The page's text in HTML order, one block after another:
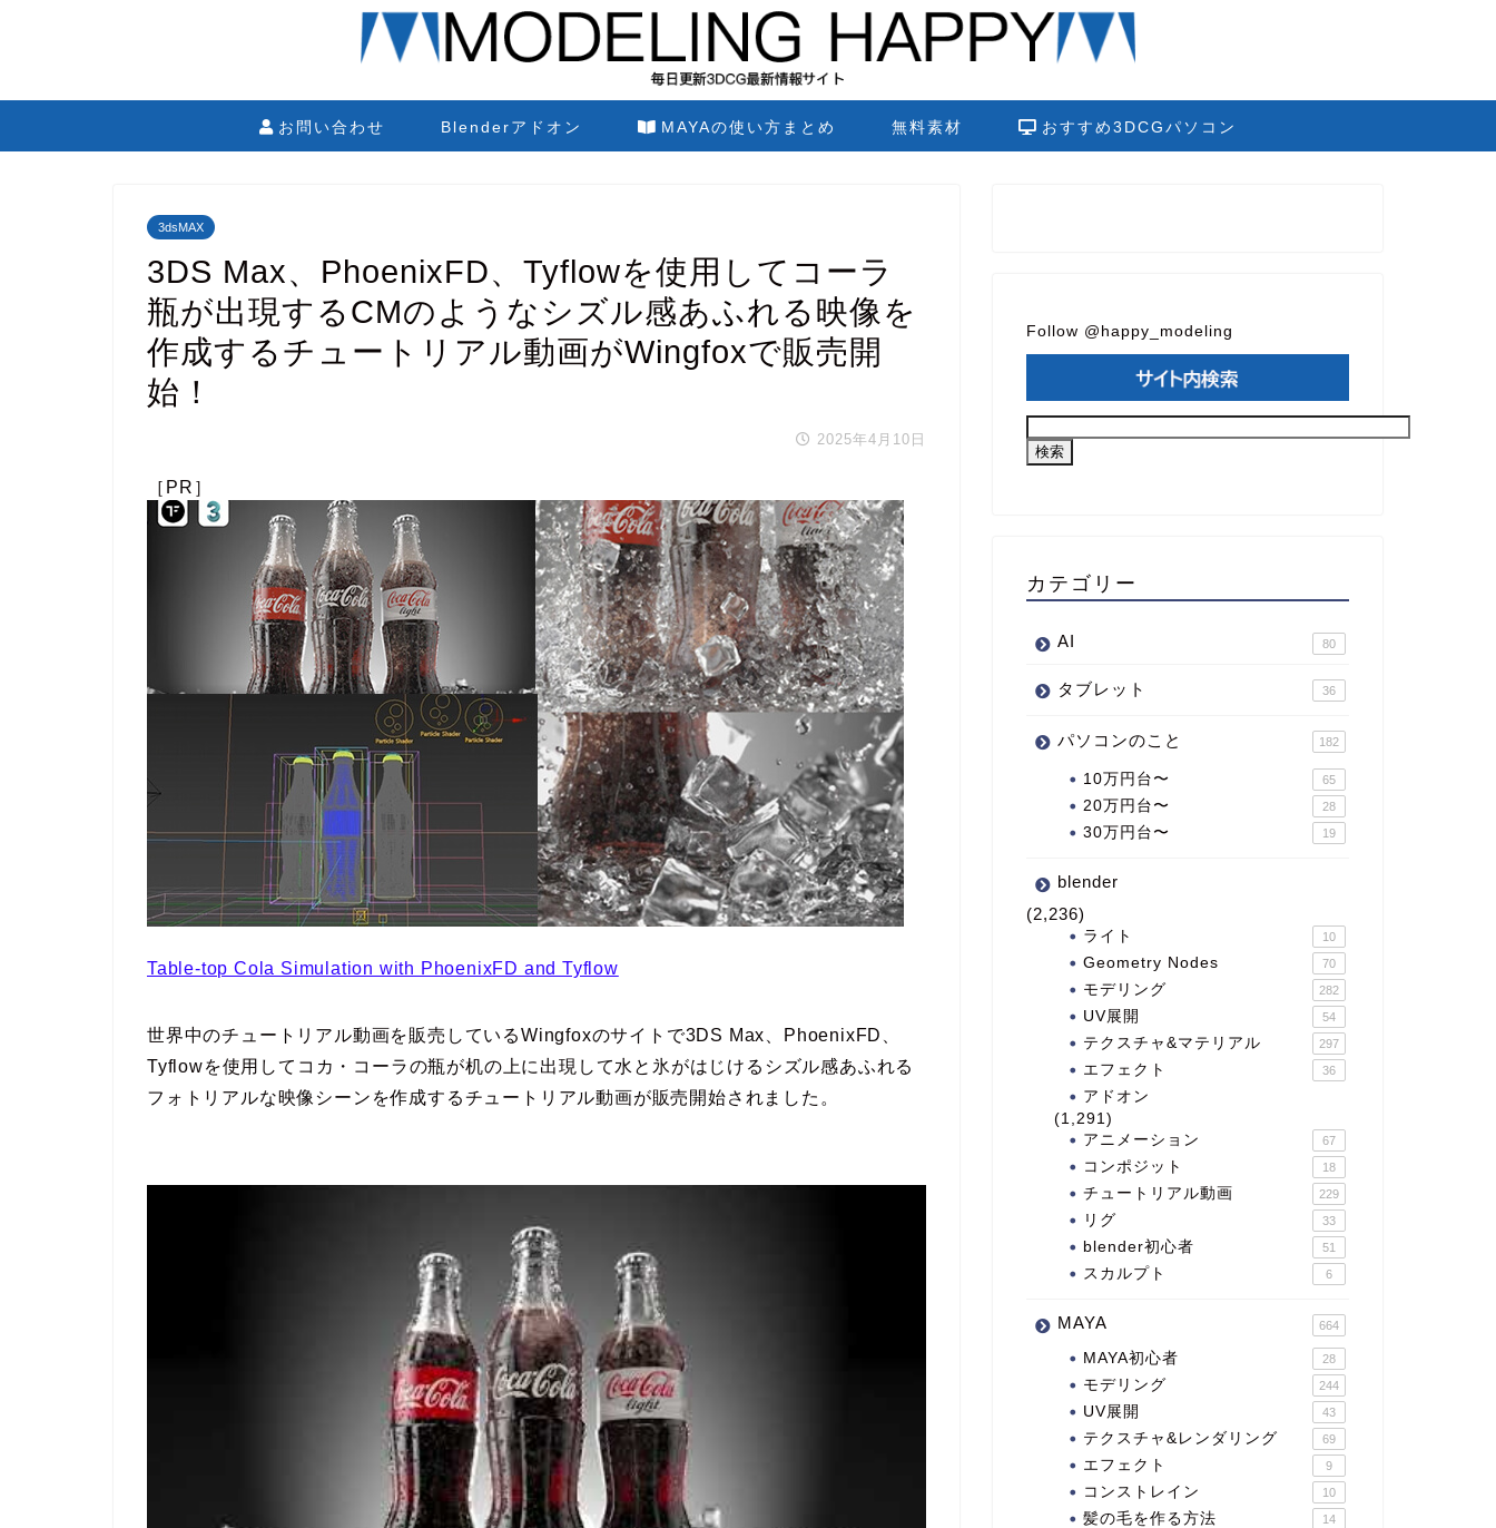
お問い合わせ Blenderアドオン MAYAの使い方まとめ 無料素材 おすすめ3DCGパソコン
3dsMAX
3DS Max、PhoenixFD、Tyflowを使用してコーラ
瓶が出現するCMのようなシズル感あふれる映像を
作成するチュートリアル動画がWingfoxで販売開
始！
2025年4月10日
［PR］
Table-top Cola Simulation with PhoenixFD and Tyflow
世界中のチュートリアル動画を販売しているWingfoxのサイトで3DS Max、PhoenixFD、
Tyflowを使用してコカ・コーラの瓶が机の上に出現して水と氷がはじけるシズル感あふれる
フォトリアルな映像シーンを作成するチュートリアル動画が販売開始されました。
Follow @happy_modeling
カテゴリー
AI 80
タブレット 36
パソコンのこと 182
10万円台〜 65
20万円台〜 28
30万円台〜 19
blender
(2,236)
ライト 10
Geometry Nodes 70
モデリング 282
UV展開 54
テクスチャ&マテリアル 297
エフェクト 36
アドオン
(1,291)
アニメーション
67
コンポジット 18
チュートリアル動画 229
リグ 33
blender初心者 51
スカルプト 6
MAYA 664
MAYA初心者 28
モデリング 244
UV展開 43
テクスチャ&レンダリング 69
エフェクト 9
コンストレイン 10
髪の毛を作る方法 14